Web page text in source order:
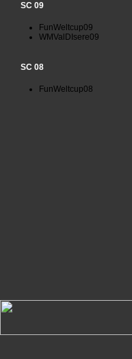
SC 09
FunWeltcup09
WMValDIsere09
SC 08
FunWeltcup08